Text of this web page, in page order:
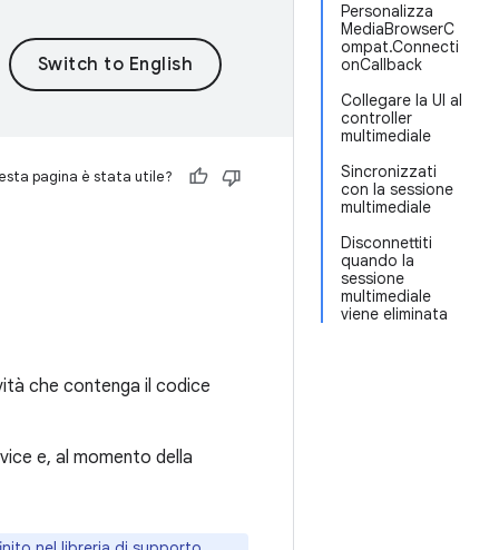
Personalizza
MediaBrowserC
ompat.Connecti
onCallback
Collegare la UI al
controller
multimediale
Sincronizzati
con la sessione
multimediale
Disconnettiti
quando la
sessione
multimediale
viene eliminata
pagina è stata utile?
che contenga il codice
e, al momento della